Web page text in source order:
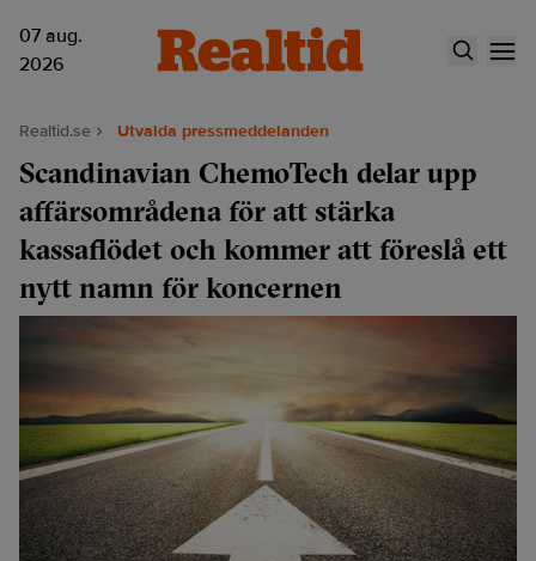
07 aug.
2026
Realtid.se Utvalda pressmeddelanden
Scandinavian ChemoTech delar upp
affärsområdena för att stärka
kassaflödet och kommer att föreslå ett
nytt namn för koncernen